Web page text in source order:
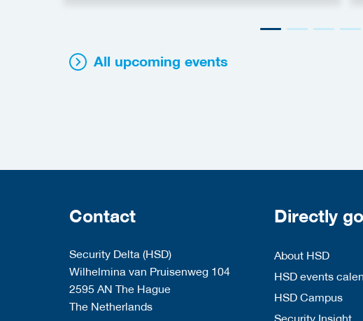
All upcoming events
Contact
Security Delta (HSD)
Wilhelmina van Pruisenweg 104
2595 AN The Hague
The Netherlands
Directly
About HSD
HSD events
HSD Campus
Security Insight